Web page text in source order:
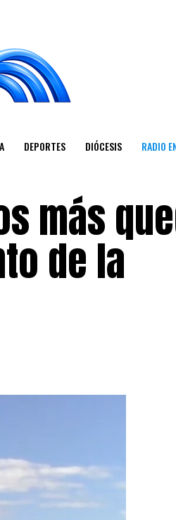
DEPORTES DIÓCESIS RADIO
más
de la